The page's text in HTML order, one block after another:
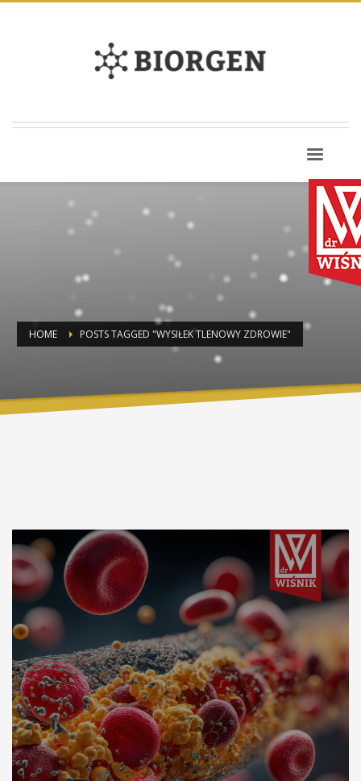
HOME POSTS TAGGED "WYSIŁEK TLENOWY ZDROWIE"